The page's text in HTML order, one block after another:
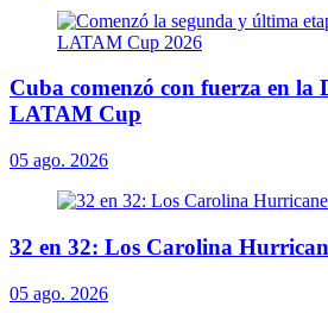
Cuba comenzó con fuerza en la
LATAM Cup
05 ago. 2026
32 en 32: Los Carolina
05 ago. 2026